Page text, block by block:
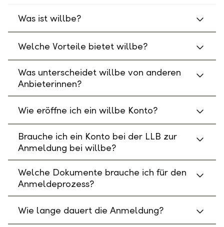
Was ist willbe?
Welche Vorteile bietet willbe?
Was unterscheidet willbe von anderen
Anbieterinnen?
Wie eröffne ich ein willbe Konto?
Brauche ich ein Konto bei der LLB zur
Anmeldung bei willbe?
Welche Dokumente brauche ich für den
Anmeldeprozess?
Wie lange dauert die Anmeldung?